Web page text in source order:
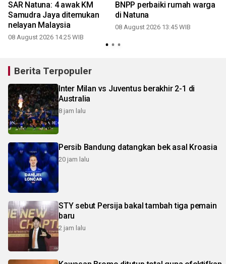
SAR Natuna: 4 awak KM
Samudra Jaya ditemukan
nelayan Malaysia
08 August 2026 14:25 WIB
BNPP perbaiki rumah warga
di Natuna
08 August 2026 13:45 WIB
Berita Terpopuler
Inter Milan vs Juventus berakhir 2-1 di
Australia
8 jam lalu
Persib Bandung datangkan bek asal Kroasia
20 jam lalu
STY sebut Persija bakal tambah tiga pemain
baru
2 jam lalu